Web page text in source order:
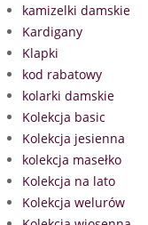
kamizelki damskie
Kardigany
Klapki
kod rabatowy
kolarki damskie
Kolekcja basic
Kolekcja jesienna
kolekcja masełko
Kolekcja na lato
Kolekcja welurów